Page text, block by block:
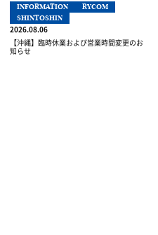
INFORMATION
RYCOM
SHINTOSHIN
2026.08.06
【沖縄】臨時休業および営業時間変更のお
知らせ